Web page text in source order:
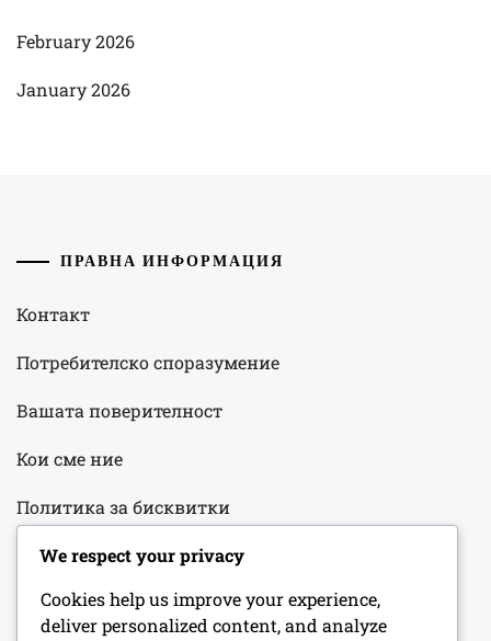
February 2026
January 2026
ПРАВНА ИНФОРМАЦИЯ
Контакт
Потребителско споразумение
Вашата поверителност
Кои сме ние
Политика за бисквитки
КАТЕГОРИИ
We respect your privacy
Cookies help us improve your experience,
deliver personalized content, and analyze